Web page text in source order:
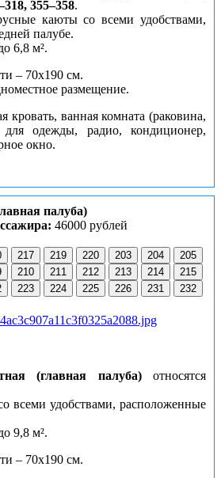
355–358.
каюты со всеми удобствами,
палубе.
6,8 м².
– 70х190 см.
размещение.
кровать, ванная комната (раковина,
одежды, радио, кондиционер,
окно.
палуба)
46000 рублей
217 219 220 203 204
205
210 211 212 213 214
215
223 224 225 226 231
232
(главная палуба)относятся
всеми удобствами, расположенные
9,8 м².
– 70х190 см.